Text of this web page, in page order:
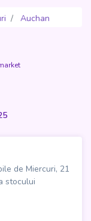
Auchan
de Miercuri, 21
stocului